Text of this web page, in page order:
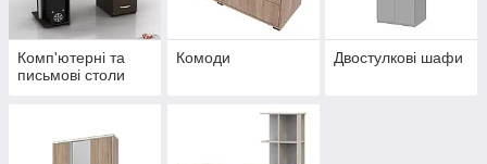
Комп'ютерні та
письмові столи
Комоди Двостулкові шафи